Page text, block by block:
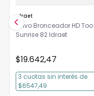
Idraet
Polvo Bronceador HD Too
Sunrise 82 Idraet
$19.642,47
3 cuotas sin interés de
$6547,49